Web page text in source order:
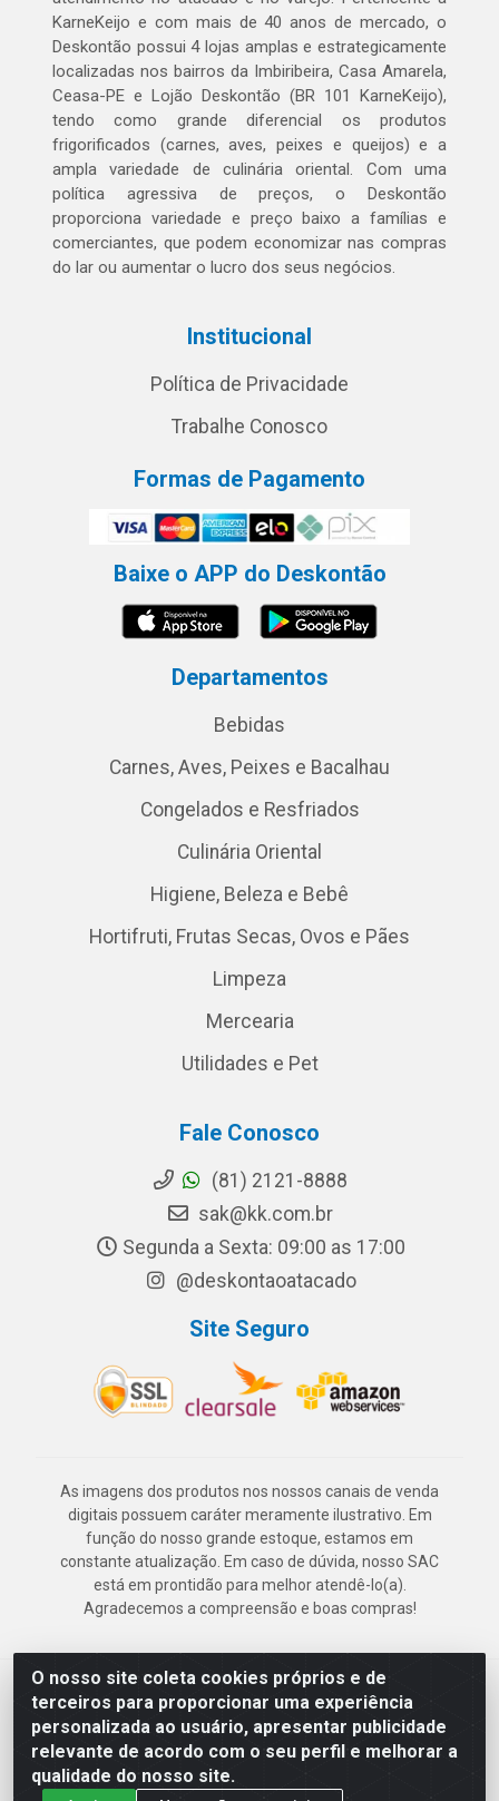
O nosso site coleta cookies próprios e de
terceiros para proporcionar uma experiência
personalizada ao usuário, apresentar publicidade
relevante de acordo com o seu perfil e melhorar a
qualidade do nosso site.
KarneKeijo e com mais de 40 anos de mercado, o
Deskontão possui 4 lojas amplas e estrategicamente
localizadas nos bairros da Imbiribeira, Casa Amarela,
Ceasa-PE e Lojão Deskontão (BR 101 KarneKeijo),
tendo como grande diferencial os produtos
frigorificados (carnes, aves, peixes e queijos) e a
ampla variedade de culinária oriental. Com uma
política agressiva de preços, o Deskontão
proporciona variedade e preço baixo a famílias e
comerciantes, que podem economizar nas compras
do lar ou aumentar o lucro dos seus negócios.
Institucional
Política de Privacidade
Trabalhe Conosco
Formas de Pagamento
Baixe o APP do Deskontão
Departamentos
Bebidas
Carnes, Aves, Peixes e Bacalhau
Congelados e Resfriados
Culinária Oriental
Higiene, Beleza e Bebê
Hortifruti, Frutas Secas, Ovos e Pães
Limpeza
Mercearia
Utilidades e Pet
Fale Conosco
(81) 2121-8888
sak@kk.com.br
Segunda a Sexta: 09:00 as 17:00
@deskontaoatacado
Site Seguro
As imagens dos produtos nos nossos canais de venda
digitais possuem caráter meramente ilustrativo. Em
função do nosso grande estoque, estamos em
constante atualização. Em caso de dúvida, nosso SAC
está em prontidão para melhor atendê-lo(a).
Agradecemos a compreensão e boas compras!
Deskontão Atacado - Av. Marechal Mascarenhas de Morais, 2471 -
Imbiribeira - Recife/PE - CEP 51.150-001 - CNPJ 24.150.377/0003-
57